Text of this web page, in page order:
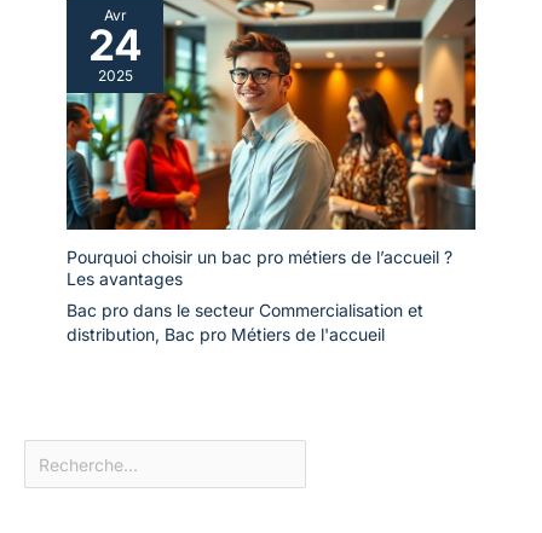
Avr
24
2025
Pourquoi choisir un bac pro métiers de l’accueil ?
Les avantages
Bac pro dans le secteur Commercialisation et
distribution, Bac pro Métiers de l'accueil